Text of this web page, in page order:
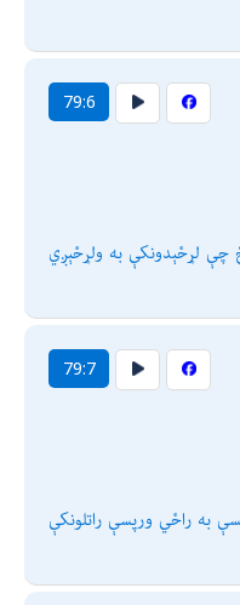
79:6
لړځېدونكې به ولړځېږي
79:7
به راځي ورپسې راتلونكې